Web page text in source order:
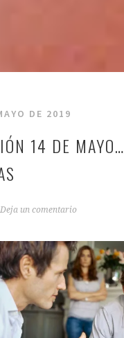
DE 2019
14 DE MAYO…
Deja un comentario